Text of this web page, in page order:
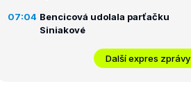
07:04 Bencicová udolala parťačku
Siniakové
Další expres zprávy